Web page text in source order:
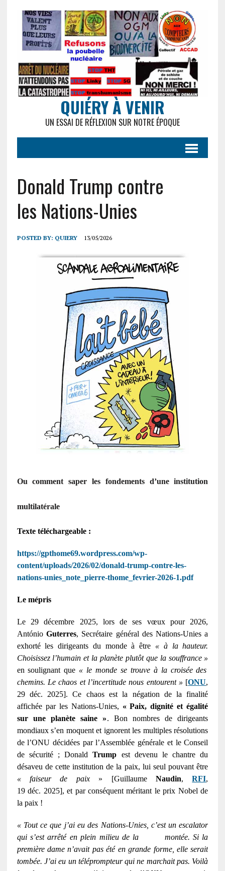
QUIÉRY À VENIR
UN ESSAI DE RÉFLEXION SUR NOTRE ÉPOQUE
Donald Trump contre
les Nations-Unies
POSTED BY: QUIERY 13/05/2026
Ou comment saper les fondements d’une institution
multilatérale
Texte téléchargeable :
https://gpthome69.wordpress.com/wp-
content/uploads/2026/02/donald-trump-contre-les-
nations-unies_note_pierre-thome_fevrier-2026-1.pdf
Le mépris
Le 29 décembre 2025, lors de ses vœux pour 2026,
António Guterres, Secrétaire général des Nations-Unies a
exhorté les dirigeants du monde à être « à la hauteur.
Choisissez l’humain et la planète plutôt que la souffrance »
en soulignant que « le monde se trouve à la croisée des
chemins. Le chaos et l’incertitude nous entourent » [ONU,
29 déc. 2025]. Ce chaos est la négation de la finalité
affichée par les Nations-Unies, « Paix, dignité et égalité
sur une planète saine ». Bon nombres de dirigeants
mondiaux s’en moquent et ignorent les multiples résolutions
de l’ONU décidées par l’Assemblée générale et le Conseil
de sécurité ; DonaldTrump est devenu le chantre du
désaveu de cette institution de la paix, lui seul pouvant être
« faiseur de paix» [Guillaume Naudin,RFI,
19 déc. 2025], et par conséquent méritant le prix Nobel de
la paix !
« Tout ce que j’ai eu des Nations-Unies, c’est un escalator
qui s’est arrêté en plein milieu de la montée. Si la
première dame n’avait pas été en grande forme, elle serait
tombée. J’ai eu un téléprompteur qui ne marchait pas. Voilà